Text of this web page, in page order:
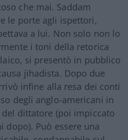
che mai. Saddam
le porte agli ispettori,
a lui. Non solo non lo
i toni della retorica
si presentò in pubblico
jihadista. Dopo due
infine alla resa dei conti
degli anglo-americani in
dittatore (poi impiccato
dopo). Può essere una